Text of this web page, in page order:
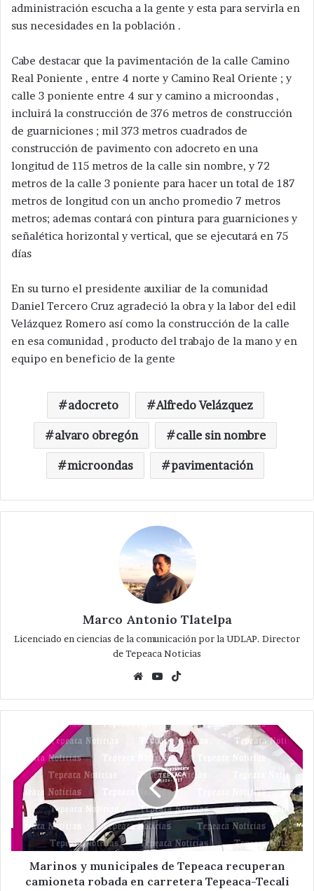
administración escucha a la gente y esta para servirla en
sus necesidades en la población .
Cabe destacar que la pavimentación de la calle Camino
Real Poniente , entre 4 norte y Camino Real Oriente ; y
calle 3 poniente entre 4 sur y camino a microondas ,
incluirá la construcción de 376 metros de construcción
de guarniciones ; mil 373 metros cuadrados de
construcción de pavimento con adocreto en una
longitud de 115 metros de la calle sin nombre, y 72
metros de la calle 3 poniente para hacer un total de 187
metros de longitud con un ancho promedio 7 metros
metros; ademas contará con pintura para guarniciones y
señalética horizontal y vertical, que se ejecutará en 75
días
En su turno el presidente auxiliar de la comunidad
Daniel Tercero Cruz agradeció la obra y la labor del edil
Velázquez Romero así como la construcción de la calle
en esa comunidad , producto del trabajo de la mano y en
equipo en beneficio de la gente
adocreto Alfredo Velázquez
alvaro obregón calle sin nombre
microondas pavimentación
Marco Antonio Tlatelpa
Licenciado en ciencias de la comunicación por la UDLAP. Director
de Tepeaca Noticias
WebsiteYouTube
municipales
de
Tepeaca
recuperan
camioneta
robada
en
carretera
Tepeaca-
Marinos y municipales de Tepeaca recuperan
camioneta robada en carretera Tepeaca-Tecali